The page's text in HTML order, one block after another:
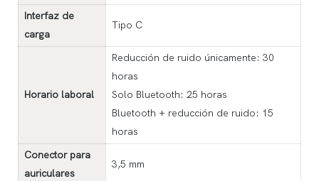
Interfaz de
carga
Tipo C
Horario laboral
Reducción de ruido únicamente: 30
horas
Solo Bluetooth: 25 horas
Bluetooth + reducción de ruido: 15
horas
Conector para
auriculares
3,5 mm